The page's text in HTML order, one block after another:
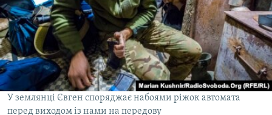
У землянці Євген споряджає набоями ріжок автомата
перед виходом із нами на передову